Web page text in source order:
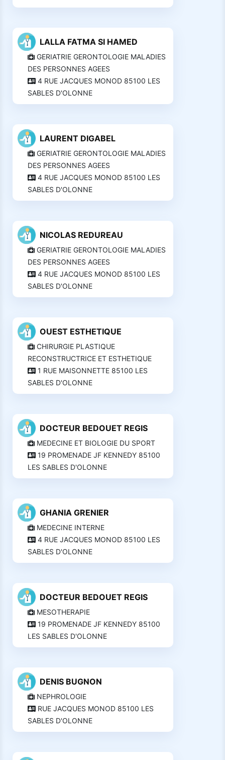
LALLA FATMA SI HAMED
GERIATRIE GERONTOLOGIE MALADIES
DES PERSONNES AGEES
4 RUE JACQUES MONOD 85100 LES
SABLES D'OLONNE
LAURENT DIGABEL
GERIATRIE GERONTOLOGIE MALADIES
DES PERSONNES AGEES
4 RUE JACQUES MONOD 85100 LES
SABLES D'OLONNE
NICOLAS REDUREAU
GERIATRIE GERONTOLOGIE MALADIES
DES PERSONNES AGEES
4 RUE JACQUES MONOD 85100 LES
SABLES D'OLONNE
OUEST ESTHETIQUE
CHIRURGIE PLASTIQUE
RECONSTRUCTRICE ET ESTHETIQUE
1 RUE MAISONNETTE 85100 LES
SABLES D'OLONNE
DOCTEUR BEDOUET REGIS
MEDECINE ET BIOLOGIE DU SPORT
19 PROMENADE JF KENNEDY 85100
LES SABLES D'OLONNE
GHANIA GRENIER
MEDECINE INTERNE
4 RUE JACQUES MONOD 85100 LES
SABLES D'OLONNE
DOCTEUR BEDOUET REGIS
MESOTHERAPIE
19 PROMENADE JF KENNEDY 85100
LES SABLES D'OLONNE
DENIS BUGNON
NEPHROLOGIE
RUE JACQUES MONOD 85100 LES
SABLES D'OLONNE